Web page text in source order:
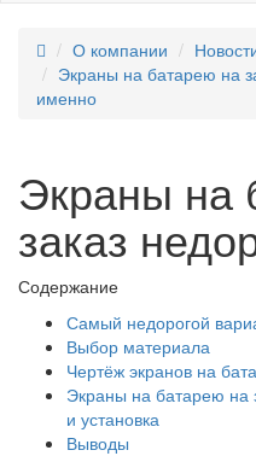
О компании
Экраны на батарею на
именно
Экраны на
заказ
Содержание
Самый недорогой
Выбор материала
Чертёж экранов на
Экраны на батарею на
и установка
Выводы